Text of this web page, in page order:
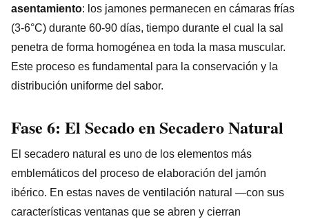
asentamiento: los jamones permanecen en cámaras frías
(3-6°C) durante 60-90 días, tiempo durante el cual la sal
penetra de forma homogénea en toda la masa muscular.
Este proceso es fundamental para la conservación y la
distribución uniforme del sabor.
Fase 6: El Secado en Secadero Natural
El secadero natural es uno de los elementos más
emblemáticos del proceso de elaboración del jamón
ibérico. En estas naves de ventilación natural —con sus
características ventanas que se abren y cierran